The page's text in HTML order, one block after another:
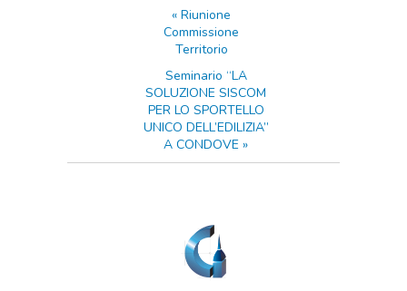
« Riunione
Commissione
Territorio
Seminario “LA
SOLUZIONE SISCOM
PER LO SPORTELLO
UNICO DELL’EDILIZIA”
A CONDOVE »